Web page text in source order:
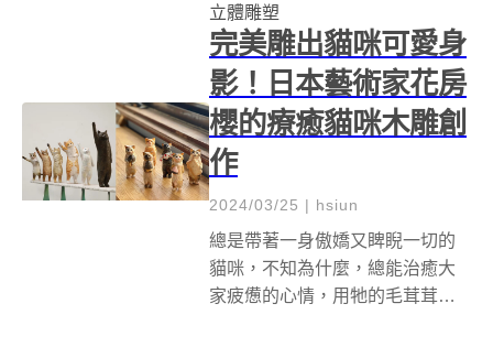
立體雕塑
完美雕出貓咪可愛身
影！日本藝術家花房
櫻的療癒貓咪木雕創
作
2024/03/25 | hsiun
總是帶著一身傲嬌又睥睨一切的
貓咪，不知為什麼，總能治癒大
家疲憊的心情，用牠的毛茸茸安